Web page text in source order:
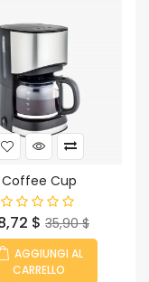
Coffee Cup
$ Prezzo
base
35,90 $
AGGIUNGI AL
CARRELLO